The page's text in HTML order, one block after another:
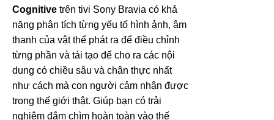
Cognitive trên tivi Sony Bravia có khả
năng phân tích từng yếu tố hình ảnh, âm
thanh của vật thể phát ra để điều chỉnh
từng phần và tái tạo để cho ra các nội
dung có chiều sâu và chân thực nhất
như cách mà con người cảm nhận được
trong thế giới thật. Giúp bạn có trải
nghiệm đắm chìm hoàn toàn vào thế